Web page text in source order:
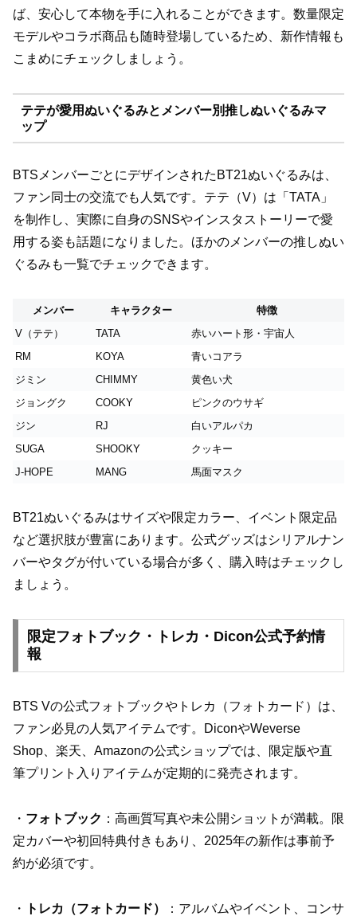
ば、安心して本物を手に入れることができます。数量限定
モデルやコラボ商品も随時登場しているため、新作情報も
こまめにチェックしましょう。
テテが愛用ぬいぐるみとメンバー別推しぬいぐるみマ
ップ
BTSメンバーごとにデザインされたBT21ぬいぐるみは、
ファン同士の交流でも人気です。テテ（V）は「TATA」
を制作し、実際に自身のSNSやインスタストーリーで愛
用する姿も話題になりました。ほかのメンバーの推しぬい
ぐるみも一覧でチェックできます。
メンバー キャラクター
特徴
V（テテ）
TATA
赤いハート形・宇宙人
RM
KOYA
青いコアラ
ジミン
CHIMMY
黄色い犬
ジョングク
COOKY
ピンクのウサギ
ジン
RJ
白いアルパカ
SUGA
SHOOKY
クッキー
J-HOPE
MANG 馬面マスク
BT21ぬいぐるみはサイズや限定カラー、イベント限定品
など選択肢が豊富にあります。公式グッズはシリアルナン
バーやタグが付いている場合が多く、購入時はチェックし
ましょう。
限定フォトブック・トレカ・Dicon公式予約情
報
BTS Vの公式フォトブックやトレカ（フォトカード）は、
ファン必見の人気アイテムです。DiconやWeverse
Shop、楽天、Amazonの公式ショップでは、限定版や直
筆プリント入りアイテムが定期的に発売されます。
・ フォトブック ：高画質写真や未公開ショットが満載。限
定カバーや初回特典付きもあり、2025年の新作は事前予
約が必須です。
・ トレカ（フォトカード）
：アルバムやイベント、コンサ